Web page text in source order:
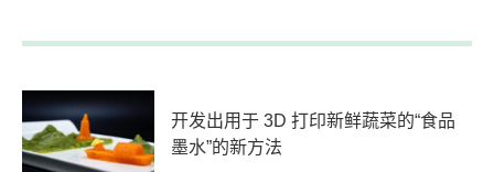
开发出用于 3D 打印新鲜蔬菜的“食品
墨水”的新方法